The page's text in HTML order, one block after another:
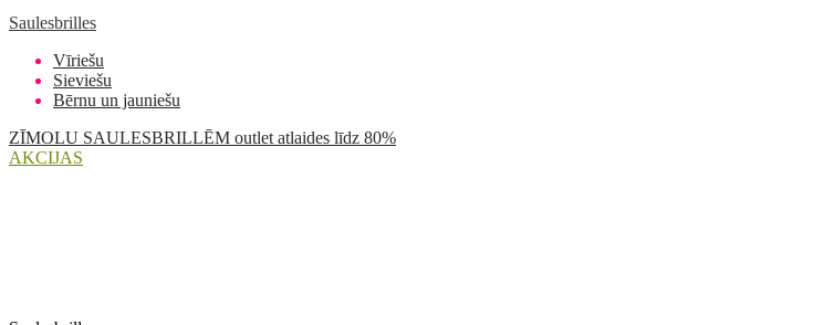
Saulesbrilles
Vīriešu
Sieviešu
Bērnu un jauniešu
ZĪMOLU SAULESBRILLĒM outlet atlaides līdz 80%
AKCIJAS